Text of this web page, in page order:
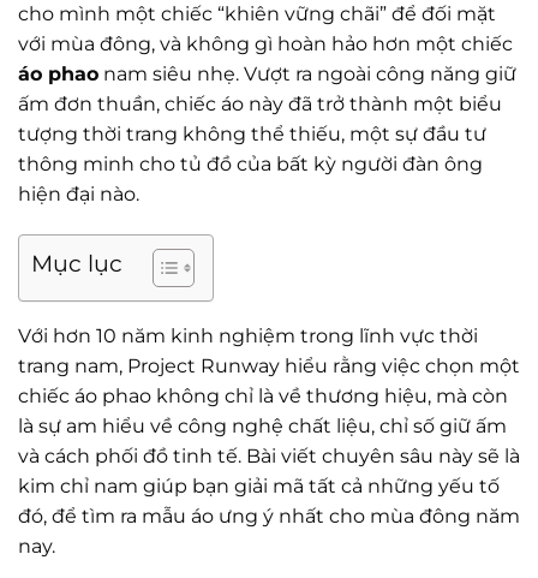
cho mình một chiếc “khiên vững chãi” để đối mặt
với mùa đông, và không gì hoàn hảo hơn một chiếc
áo phao nam siêu nhẹ. Vượt ra ngoài công năng giữ
ấm đơn thuần, chiếc áo này đã trở thành một biểu
tượng thời trang không thể thiếu, một sự đầu tư
thông minh cho tủ đồ của bất kỳ người đàn ông
hiện đại nào.
Mục lục
Với hơn 10 năm kinh nghiệm trong lĩnh vực thời
trang nam, Project Runway hiểu rằng việc chọn một
chiếc áo phao không chỉ là về thương hiệu, mà còn
là sự am hiểu về công nghệ chất liệu, chỉ số giữ ấm
và cách phối đồ tinh tế. Bài viết chuyên sâu này sẽ là
kim chỉ nam giúp bạn giải mã tất cả những yếu tố
đó, để tìm ra mẫu áo ưng ý nhất cho mùa đông năm
nay.